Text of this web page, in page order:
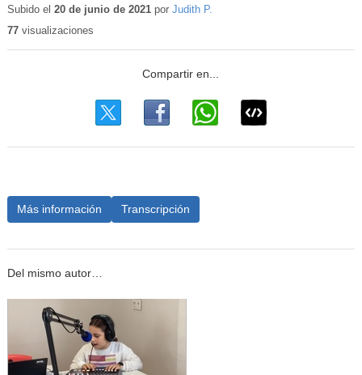
Subido el 20 de junio de 2021por Judith P.
77visualizaciones
Más información Transcripción
Del mismo autor…